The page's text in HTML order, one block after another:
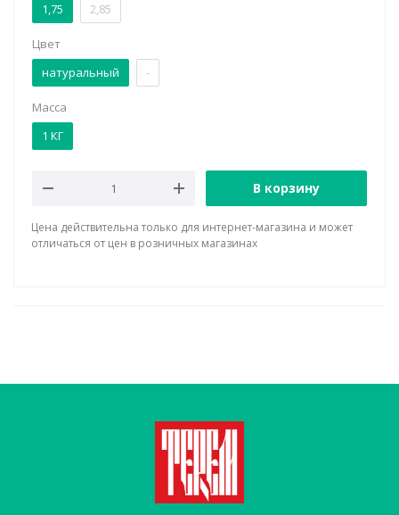
1,75
2,85
Цвет
натуральный
-
Масса
1 КГ
В корзину
Цена действительна только для интернет-магазина и может
отличаться от цен в розничных магазинах